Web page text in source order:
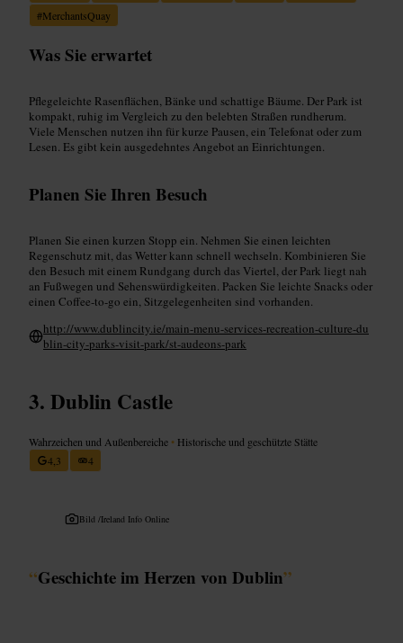
#MerchantsQuay
Was Sie erwartet
Pflegeleichte Rasenflächen, Bänke und schattige Bäume. Der Park ist
kompakt, ruhig im Vergleich zu den belebten Straßen rundherum.
Viele Menschen nutzen ihn für kurze Pausen, ein Telefonat oder zum
Lesen. Es gibt kein ausgedehntes Angebot an Einrichtungen.
Planen Sie Ihren Besuch
Planen Sie einen kurzen Stopp ein. Nehmen Sie einen leichten
Regenschutz mit, das Wetter kann schnell wechseln. Kombinieren Sie
den Besuch mit einem Rundgang durch das Viertel, der Park liegt nah
an Fußwegen und Sehenswürdigkeiten. Packen Sie leichte Snacks oder
einen Coffee-to-go ein, Sitzgelegenheiten sind vorhanden.
http://www.dublincity.ie/main-menu-services-recreation-culture-du
blin-city-parks-visit-park/st-audeons-park
Dublin Castle
Wahrzeichen und Außenbereiche • Historische und geschützte Stätte
4,3
4
Bild /Ireland Info Online
“Geschichte im Herzen von Dublin”